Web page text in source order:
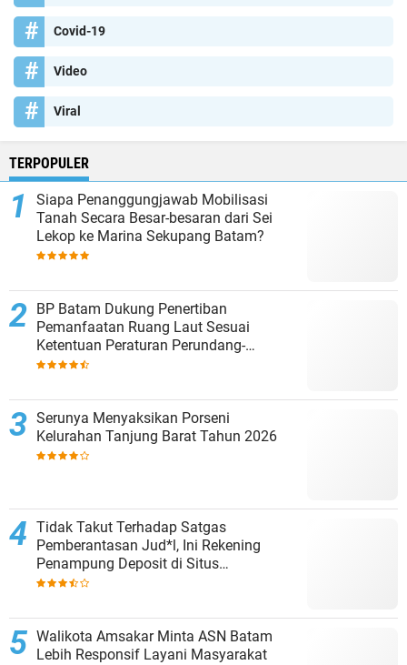
Covid-19
Video
Viral
TERPOPULER
Siapa Penanggungjawab Mobilisasi
Tanah Secara Besar-besaran dari Sei
Lekop ke Marina Sekupang Batam?
BP Batam Dukung Penertiban
Pemanfaatan Ruang Laut Sesuai
Ketentuan Peraturan Perundang-
undangan
Serunya Menyaksikan Porseni
Kelurahan Tanjung Barat Tahun 2026
Tidak Takut Terhadap Satgas
Pemberantasan Jud*l, Ini Rekening
Penampung Deposit di Situs
MENARA4D
Walikota Amsakar Minta ASN Batam
Lebih Responsif Layani Masyarakat